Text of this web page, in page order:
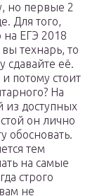
но первые 2
Для того,
на ЕГЭ 2018
технарь, то
сдавайте её.
потому стоит
На
из доступных
он лично
обосновать.
тем
на самые
строго
не